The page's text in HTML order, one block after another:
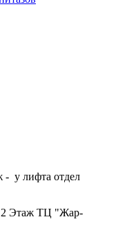
- у лифта отдел
2 Этаж ТЦ "Жар-